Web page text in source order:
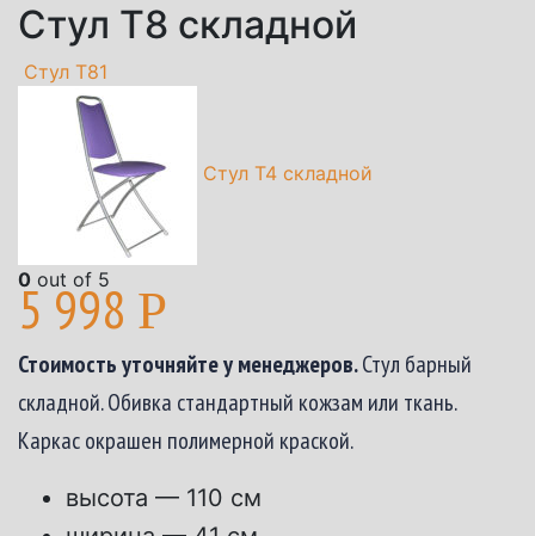
Стул Т8 складной
Стул Т81
Стул Т4 складной
0 out of 5
5 998 Р
Стоимость уточняйте у менеджеров.Стул барный
складной. Обивка стандартный кожзам или ткань.
Каркас окрашен полимерной краской.
высота — 110 см